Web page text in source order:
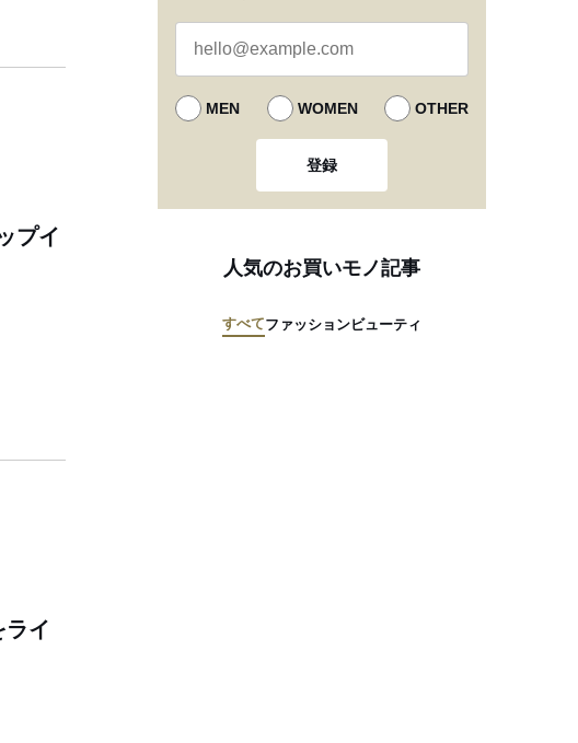
プイ
イ
MEN WOMEN OTHER
登録
人気のお買いモノ記事
すべてファッションビューティ